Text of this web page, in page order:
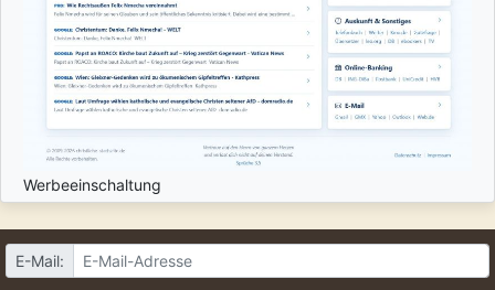
Werbeeinschaltung
E-Mail: